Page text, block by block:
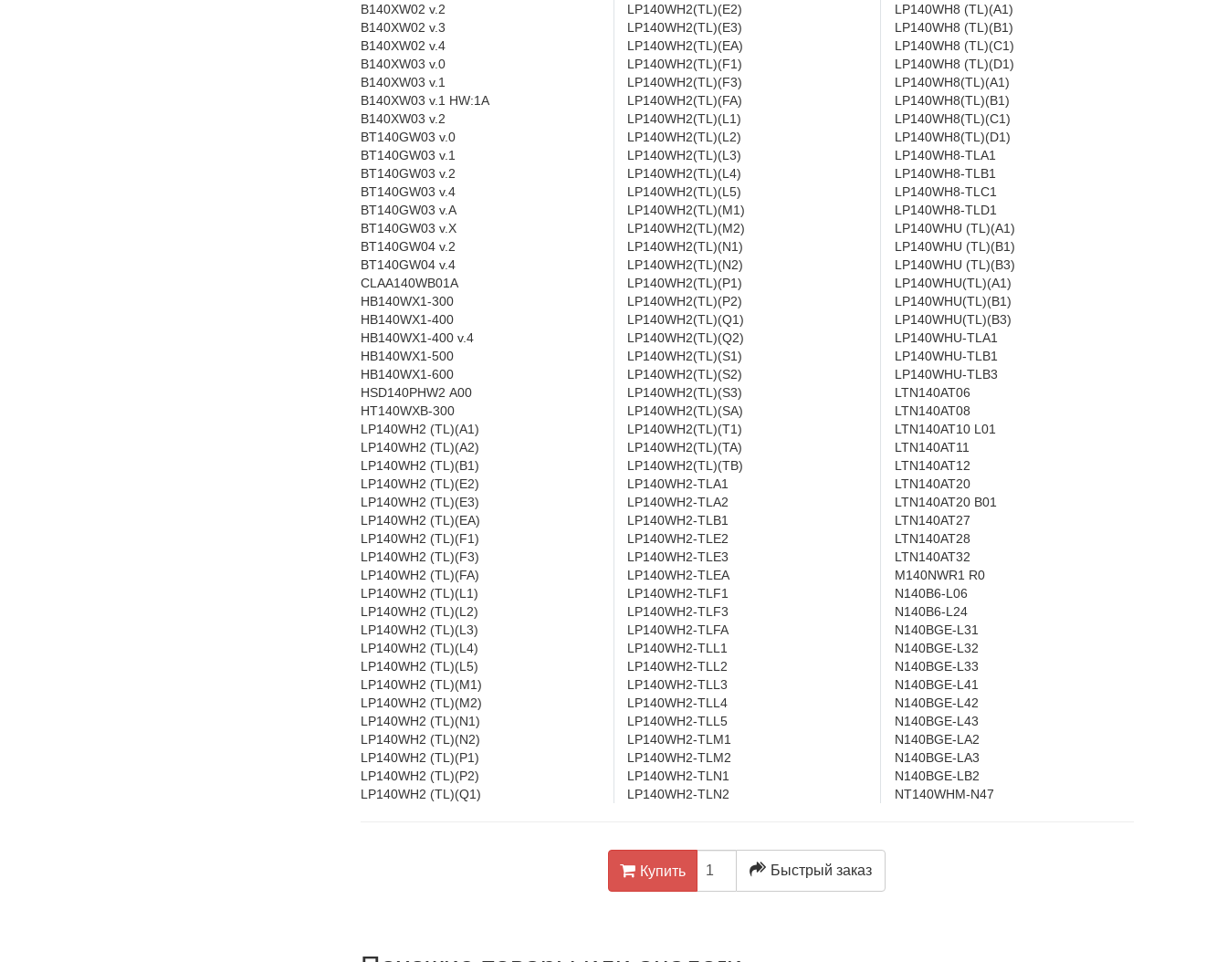
B140XW02 v.2
B140XW02 v.3
B140XW02 v.4
B140XW03 v.0
B140XW03 v.1
B140XW03 v.1 HW:1A
B140XW03 v.2
BT140GW03 v.0
BT140GW03 v.1
BT140GW03 v.2
BT140GW03 v.4
BT140GW03 v.A
BT140GW03 v.X
BT140GW04 v.2
BT140GW04 v.4
CLAA140WB01A
HB140WX1-300
HB140WX1-400
HB140WX1-400 v.4
HB140WX1-500
HB140WX1-600
HSD140PHW2 A00
HT140WXB-300
LP140WH2 (TL)(A1)
LP140WH2 (TL)(A2)
LP140WH2 (TL)(B1)
LP140WH2 (TL)(E2)
LP140WH2 (TL)(E3)
LP140WH2 (TL)(EA)
LP140WH2 (TL)(F1)
LP140WH2 (TL)(F3)
LP140WH2 (TL)(FA)
LP140WH2 (TL)(L1)
LP140WH2 (TL)(L2)
LP140WH2 (TL)(L3)
LP140WH2 (TL)(L4)
LP140WH2 (TL)(L5)
LP140WH2 (TL)(M1)
LP140WH2 (TL)(M2)
LP140WH2 (TL)(N1)
LP140WH2 (TL)(N2)
LP140WH2 (TL)(P1)
LP140WH2 (TL)(P2)
LP140WH2 (TL)(Q1)
LP140WH2(TL)(E2)
LP140WH2(TL)(E3)
LP140WH2(TL)(EA)
LP140WH2(TL)(F1)
LP140WH2(TL)(F3)
LP140WH2(TL)(FA)
LP140WH2(TL)(L1)
LP140WH2(TL)(L2)
LP140WH2(TL)(L3)
LP140WH2(TL)(L4)
LP140WH2(TL)(L5)
LP140WH2(TL)(M1)
LP140WH2(TL)(M2)
LP140WH2(TL)(N1)
LP140WH2(TL)(N2)
LP140WH2(TL)(P1)
LP140WH2(TL)(P2)
LP140WH2(TL)(Q1)
LP140WH2(TL)(Q2)
LP140WH2(TL)(S1)
LP140WH2(TL)(S2)
LP140WH2(TL)(S3)
LP140WH2(TL)(SA)
LP140WH2(TL)(T1)
LP140WH2(TL)(TA)
LP140WH2(TL)(TB)
LP140WH2-TLA1
LP140WH2-TLA2
LP140WH2-TLB1
LP140WH2-TLE2
LP140WH2-TLE3
LP140WH2-TLEA
LP140WH2-TLF1
LP140WH2-TLF3
LP140WH2-TLFA
LP140WH2-TLL1
LP140WH2-TLL2
LP140WH2-TLL3
LP140WH2-TLL4
LP140WH2-TLL5
LP140WH2-TLM1
LP140WH2-TLM2
LP140WH2-TLN1
LP140WH2-TLN2
LP140WH8 (TL)(A1)
LP140WH8 (TL)(B1)
LP140WH8 (TL)(C1)
LP140WH8 (TL)(D1)
LP140WH8(TL)(A1)
LP140WH8(TL)(B1)
LP140WH8(TL)(C1)
LP140WH8(TL)(D1)
LP140WH8-TLA1
LP140WH8-TLB1
LP140WH8-TLC1
LP140WH8-TLD1
LP140WHU (TL)(A1)
LP140WHU (TL)(B1)
LP140WHU (TL)(B3)
LP140WHU(TL)(A1)
LP140WHU(TL)(B1)
LP140WHU(TL)(B3)
LP140WHU-TLA1
LP140WHU-TLB1
LP140WHU-TLB3
LTN140AT06
LTN140AT08
LTN140AT10 L01
LTN140AT11
LTN140AT12
LTN140AT20
LTN140AT20 B01
LTN140AT27
LTN140AT28
LTN140AT32
M140NWR1 R0
N140B6-L06
N140B6-L24
N140BGE-L31
N140BGE-L32
N140BGE-L33
N140BGE-L41
N140BGE-L42
N140BGE-L43
N140BGE-LA2
N140BGE-LA3
N140BGE-LB2
NT140WHM-N47
Купить Быстрый заказ